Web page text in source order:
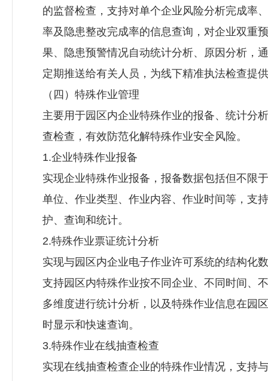
的监督检查，支持对单个企业风险分析完成率
率及隐患整改完成率的信息查询，对企业双重
果、隐患预警情况自动统计分析、原因分析，
定期推送给有关人员，为线下精准执法检查提
（四）特殊作业管理
主要用于园区内企业特殊作业的报备、统计分
查检查，有效防范化解特殊作业安全风险。
1.企业特殊作业报备
实现企业特殊作业报备，报备数据包括但不限
单位、作业类型、作业内容、作业时间等，支
护、查询和统计。
2.特殊作业票证统计分析
实现与园区内企业电子作业许可系统的结构化
支持园区内特殊作业按不同企业、不同时间、
多维度进行统计分析，以及特殊作业信息在园
时显示和快速查询。
3.特殊作业在线抽查检查
实现在线抽查检查企业的特殊作业情况，支持